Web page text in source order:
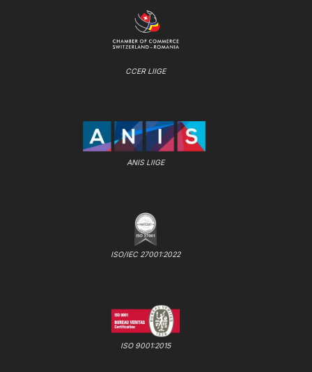
CCER LIIGE
ANIS LIIGE
ISO/IEC 27001:2022
ISO 9001:2015